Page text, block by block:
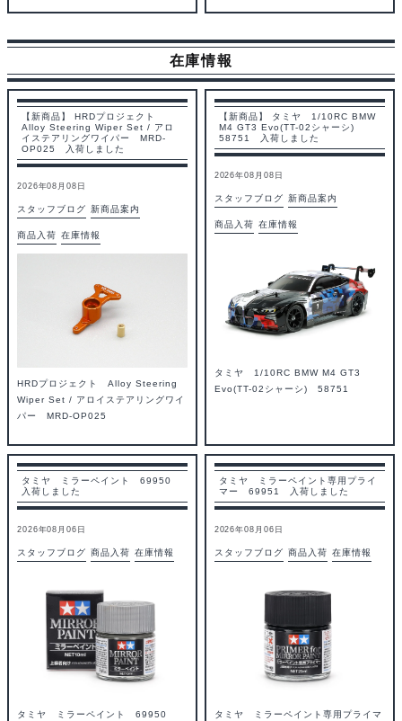
在庫情報
【新商品】 HRDプロジェクト
Alloy Steering Wiper Set / アロ
イステアリングワイパー MRD-
OP025 入荷しました
2026年08月08日
スタッフブログ 新商品案内
商品入荷 在庫情報
HRDプロジェクト Alloy Steering
Wiper Set / アロイステアリングワイ
パー MRD-OP025
【新商品】 タミヤ 1/10RC BMW
M4 GT3 Evo(TT-02シャーシ)
58751 入荷しました
2026年08月08日
スタッフブログ 新商品案内
商品入荷 在庫情報
タミヤ 1/10RC BMW M4 GT3
Evo(TT-02シャーシ) 58751
タミヤ ミラーペイント 69950
入荷しました
2026年08月06日
スタッフブログ 商品入荷 在庫情報
タミヤ ミラーペイント 69950
タミヤ ミラーペイント専用プライ
マー 69951 入荷しました
2026年08月06日
スタッフブログ 商品入荷 在庫情報
タミヤ ミラーペイント専用プライマ